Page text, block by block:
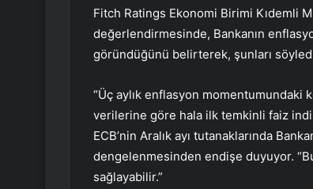
Fitch Ratings Ekonomi Birimi Kıdemli
değerlendirmesinde, Bankanın
göründüğünü belirterek, şunları
“Üç aylık enflasyon momentumundaki
verilerine göre hala ilk temkinli faiz
ECB’nin Aralık ayı tutanaklarında
dengelenmesinden endişe duyuyor.
sağlayabilir.”